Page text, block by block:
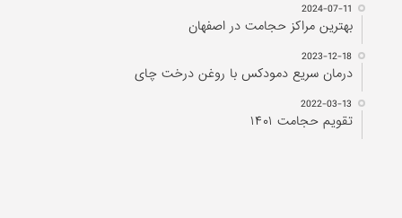
2024-07-11
بهترین مراکز حجامت در اصفهان
2023-12-18
درمان سریع دمودکس با روغن درخت چای
2022-03-13
تقویم حجامت ۱۴۰۱